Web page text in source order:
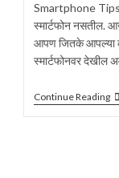
Smartphone
स्मार्टफोन
आपण जितके आपल्या
स्मार्टफोनवर देखील
Continue Reading